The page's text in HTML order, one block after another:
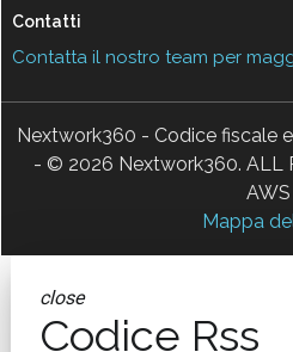
Contatti
Contatta il nostro team per
Nextwork360 - Codice fiscale
- © 2026 Nextwork360. ALL
AWS
Mappa
close
Codice Rss